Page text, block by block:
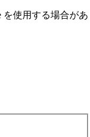
使⽤する場合があ